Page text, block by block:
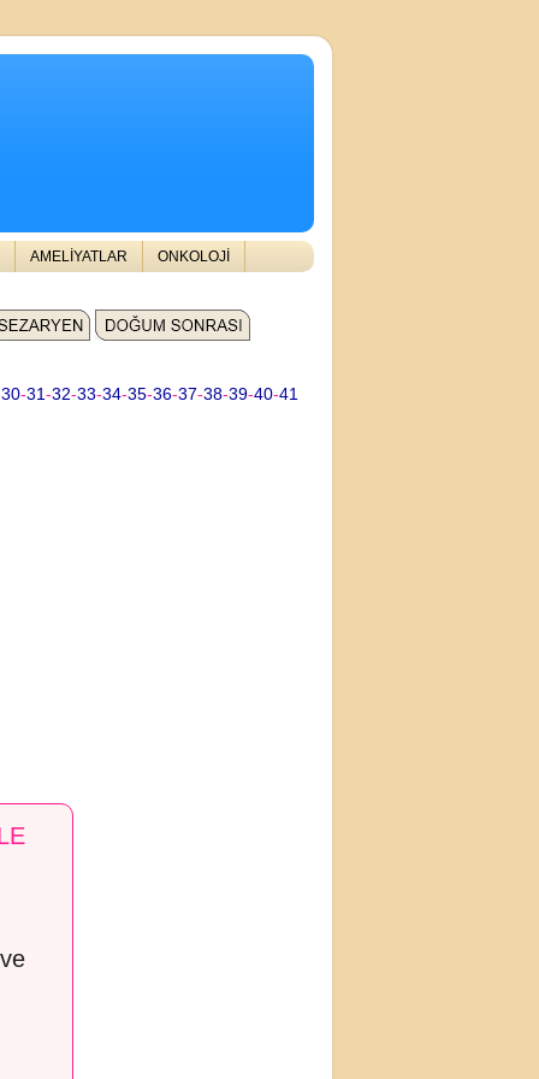
AMELİYATLAR ONKOLOJİ
30-31 -32-33-34-35-36-37-38-39-40-41